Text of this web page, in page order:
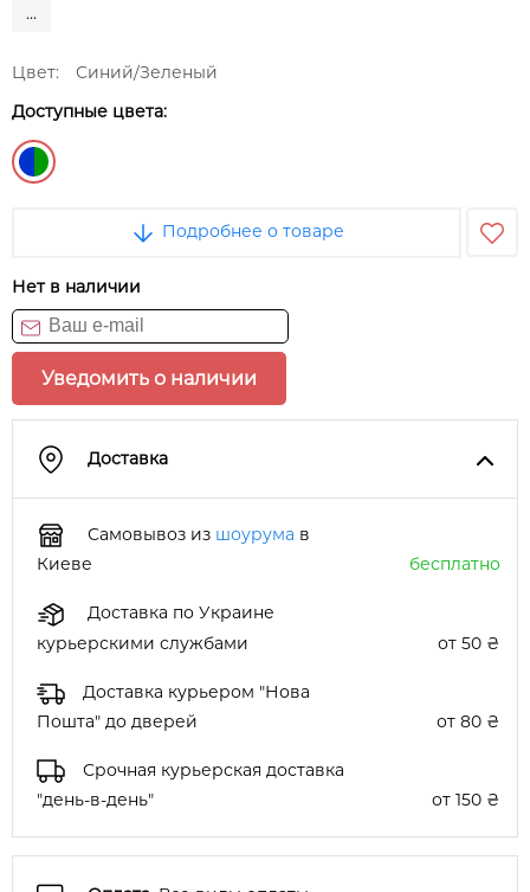
...
Цвет:
Синий/Зеленый
Доступные цвета:
Подробнее о товаре
Нет в наличии
Уведомить о наличии
Доставка
Самовывоз из шоурума в
Киеве
бесплатно
Доставка по Украине
курьерскими службами
от 50 ₴
Доставка курьером "Нова
Пошта" до дверей
от 80 ₴
Срочная курьерская доставка
"день-в-день"
от 150 ₴